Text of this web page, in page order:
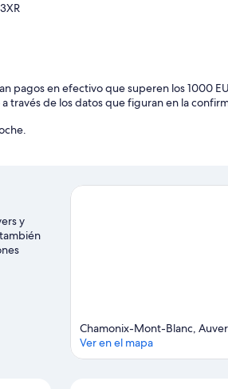
pagos en efectivo que superen los 1000
través de los datos que figuran en la
y
está
Chamonix-Mont-Blanc,
Ver en el mapa